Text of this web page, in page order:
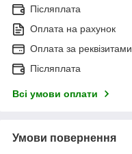
Післяплата
Оплата на рахунок
Оплата за реквізитами
Післяплата
Всі умови оплати
Умови повернення